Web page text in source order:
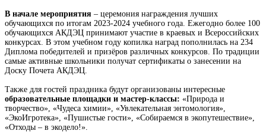
В начале мероприятия – церемония награждения лучших
обучающихся по итогам 2023-2024 учебного года. Ежегодно более 100
обучающихся АКДЭЦ принимают участие в краевых и Всероссийских
конкурсах. В этом учебном году копилка наград пополнилась на 234
Диплома победителей и призёров различных конкурсов. По традиции
самые активные школьники получат сертификаты о занесении на
Доску Почета АКДЭЦ.
Также для гостей праздника будут организованы интересные
образовательные площадки и мастер-классы: «Природа и
творчество», «Чудеса химии», «Увлекательная энтомология»,
«ЭкоИгротека», «Пушистые гости», «Собираемся в экопутешествие»,
«Отходы – в экодело!».